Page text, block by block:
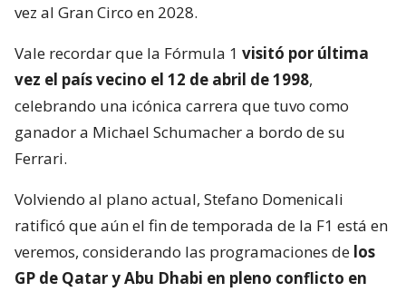
vez al Gran Circo en 2028.
Vale recordar que la Fórmula 1 visitó por última
vez el país vecino el 12 de abril de 1998,
celebrando una icónica carrera que tuvo como
ganador a Michael Schumacher a bordo de su
Ferrari.
Volviendo al plano actual, Stefano Domenicali
ratificó que aún el fin de temporada de la F1 está en
veremos, considerando las programaciones de los
GP de Qatar y Abu Dhabi en pleno conflicto en